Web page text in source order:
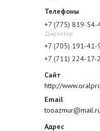
+7 (775) 819-54-
Директор
+7 (705) 191-41-
+7 (711) 224-17-
http://
tooazmur@mail.ru